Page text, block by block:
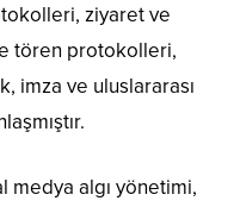
ziyaret ve
tören protokolleri,
imza ve uluslararası
medya algı yönetimi,